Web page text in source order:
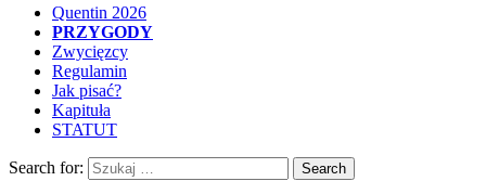
Quentin 2026
PRZYGODY
Zwycięzcy
Regulamin
Jak pisać?
Kapituła
STATUT
Search for: